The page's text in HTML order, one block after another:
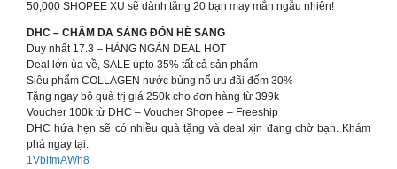
50,000 SHOPEE XU sẽ dành tặng 20 bạn may mắn ngẫu nhiên!
DHC – CHĂM DA SÁNG ĐÓN HÈ SANG
Duy nhất 17.3 – HÀNG NGÀN DEAL HOT
Deal lớn ùa về, SALE upto 35% tất cả sản phẩm
Siêu phẩm COLLAGEN nước bùng nổ ưu đãi đếm 30%
Tặng ngay bộ quà trị giá 250k cho đơn hàng từ 399k
Voucher 100k từ DHC – Voucher Shopee – Freeship
DHC hứa hẹn sẽ có nhiều quà tặng và deal xịn đang chờ bạn. Khám
phá ngay tại:
1VbifmAWh8